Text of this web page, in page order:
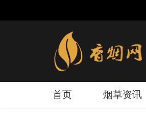
首页 烟草资讯